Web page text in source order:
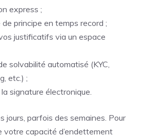
express ;
principe en temps record ;
justificatifs via un espace
solvabilité automatisé (KYC,
etc.) ;
signature électronique.
jours, parfois des semaines. Pour
votre capacité d’endettement